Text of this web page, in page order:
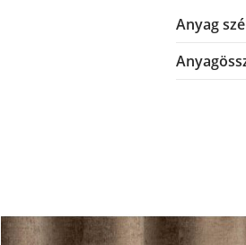
Anyag